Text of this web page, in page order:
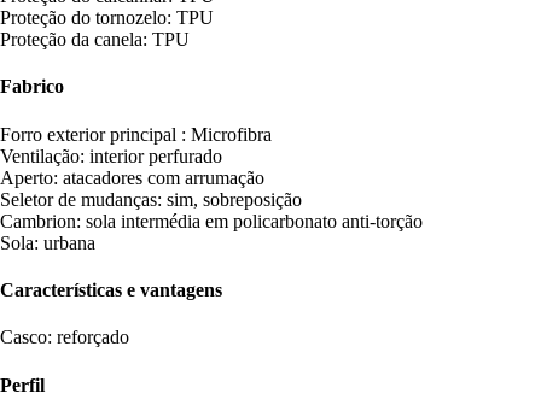
Proteção do tornozelo: TPU
Proteção da canela: TPU
Fabrico
Forro exterior principal : Microfibra
Ventilação: interior perfurado
Aperto: atacadores com arrumação
Seletor de mudanças: sim, sobreposição
Cambrion: sola intermédia em policarbonato anti-torção
Sola: urbana
Características e vantagens
Casco: reforçado
Perfil